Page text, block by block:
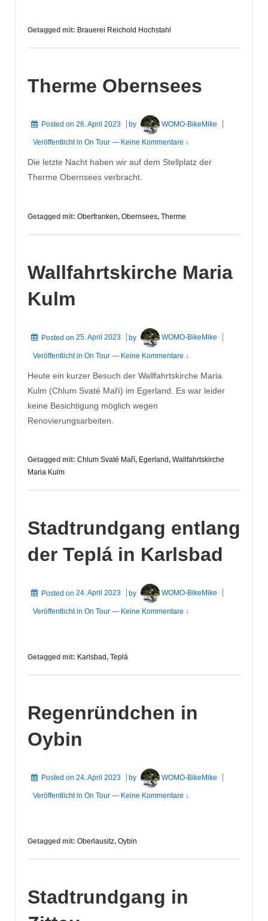
Getagged mit: Brauerei Reichold Hochstahl
Therme Obernsees
Posted on 26. April 2023 by WOMO-BikeMike
Veröffentlicht in On Tour — Keine Kommentare ↓
Die letzte Nacht haben wir auf dem Stellplatz der
Therme Obernsees verbracht.
Getagged mit: Oberfranken, Obernsees, Therme
Wallfahrtskirche Maria
Kulm
Posted on 25. April 2023 by WOMO-BikeMike
Veröffentlicht in On Tour — Keine Kommentare ↓
Heute ein kurzer Besuch der Wallfahrtskirche Maria
Kulm (Chlum Svaté Maří) im Egerland. Es war leider
keine Besichtigung möglich wegen
Renovierungsarbeiten.
Getagged mit: Chlum Svaté Maří, Egerland, Wallfahrtskirche
Maria Kulm
Stadtrundgang entlang
der Teplá in Karlsbad
Posted on 24. April 2023 by WOMO-BikeMike
Veröffentlicht in On Tour — Keine Kommentare ↓
Getagged mit: Karlsbad, Teplá
Regenründchen in
Oybin
Posted on 24. April 2023 by WOMO-BikeMike
Veröffentlicht in On Tour — Keine Kommentare ↓
Getagged mit: Oberlausitz, Oybin
Stadtrundgang in